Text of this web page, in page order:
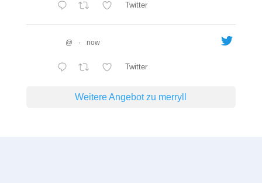
Twitter
@ · now
Twitter
Weitere Angebot zu merryll